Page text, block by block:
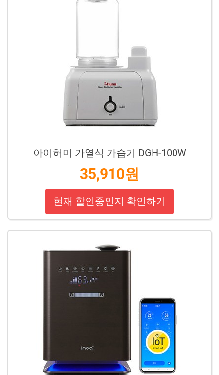
아이허미 가열식 가습기 DGH-100W
35,910원
현재 할인중인지 확인하기